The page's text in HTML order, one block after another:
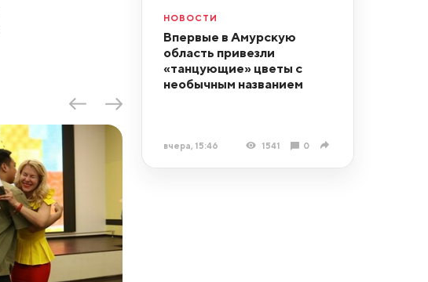
НОВОСТИ
Впервые в Амурскую
область привезли
«танцующие» цветы с
необычным названием
вчера, 15:46 1541 0